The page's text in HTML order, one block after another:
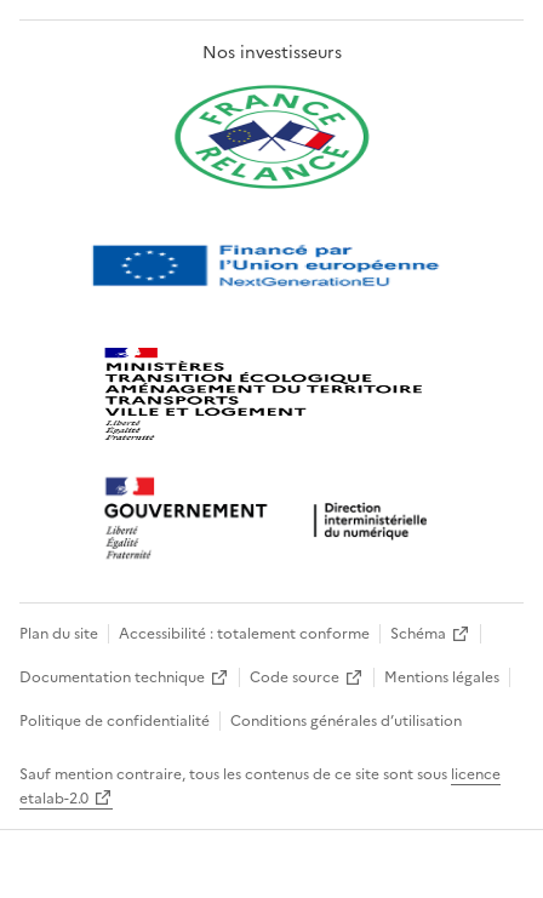
Nos investisseurs
Plan du site Accessibilité : totalement conforme
Schéma
Documentation technique
Code source
Mentions légales
Politique de confidentialité
Conditions générales d’utilisation
Sauf mention contraire, tous les contenus de ce site sont sous licence
etalab-2.0